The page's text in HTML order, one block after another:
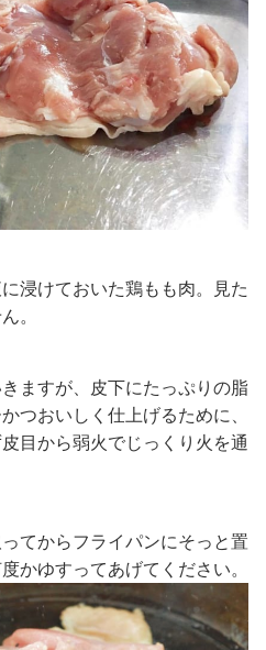
浸けておいた鶏もも肉。見た
。
ますが、皮下にたっぷりの脂
つおいしく仕上げるために、
目から弱火でじっくり火を通
てからフライパンにそっと置
かゆすってあげてください。